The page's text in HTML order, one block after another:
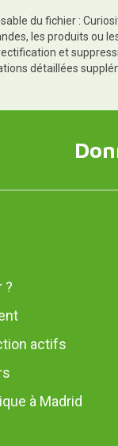
du fichier :
les produits ou
et
détaillées
?
actifs
à Madrid